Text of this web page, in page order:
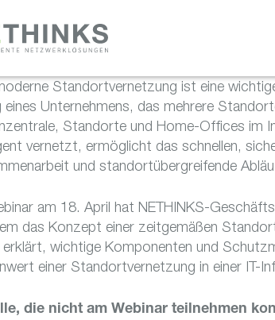
Standortvernetzung ist eine
eines Unternehmens, das mehrere
Standorte und Home-Offices im
vernetzt, ermöglicht das schnellen,
und standortübergreifende
am 18. April hat NETHINKS-
das Konzept einer zeitgemäßen
erklärt, wichtige Komponenten und
einer Standortvernetzung in einer IT-
die nicht am Webinar teilnehmen